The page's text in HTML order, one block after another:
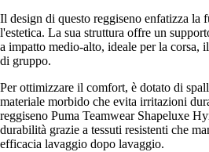
Il design di questo reggiseno enfatizza la
l'estetica. La sua struttura offre un
a impatto medio-alto, ideale per la corsa,
di gruppo.
Per ottimizzare il comfort, è dotato di
materiale morbido che evita irritazioni
reggiseno Puma Teamwear Shapeluxe
durabilità grazie a tessuti resistenti che
efficacia lavaggio dopo lavaggio.